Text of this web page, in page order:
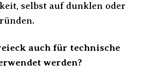
selbst auf dunklen oder
auch für technische
werden?